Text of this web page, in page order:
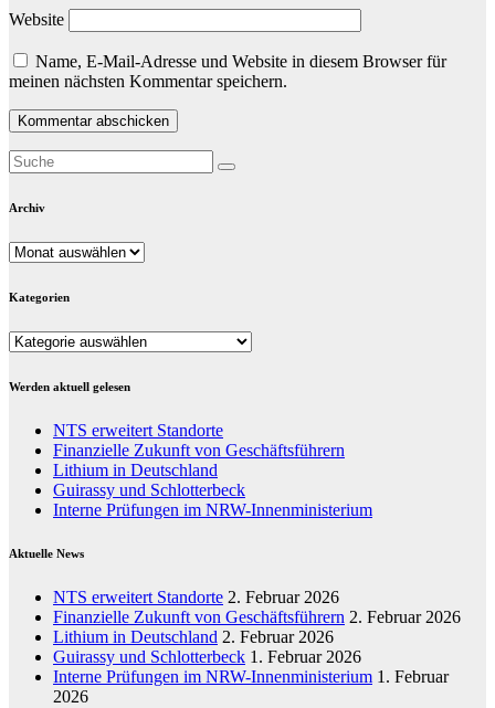
Website
Name, E-Mail-Adresse und Website in diesem Browser für
meinen nächsten Kommentar speichern.
Archiv
Archiv
Kategorien
Kategorien
Werden aktuell gelesen
NTS erweitert Standorte
Finanzielle Zukunft von Geschäftsführern
Lithium in Deutschland
Guirassy und Schlotterbeck
Interne Prüfungen im NRW-Innenministerium
Aktuelle News
NTS erweitert Standorte 2. Februar 2026
Finanzielle Zukunft von Geschäftsführern 2. Februar 2026
Lithium in Deutschland 2. Februar 2026
Guirassy und Schlotterbeck 1. Februar 2026
Interne Prüfungen im NRW-Innenministerium 1. Februar
2026